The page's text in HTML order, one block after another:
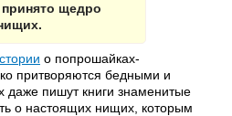
принято щедро
о попрошайках-
притворяются бедными и
даже пишут книги знаменитые
о настоящих нищих, которым